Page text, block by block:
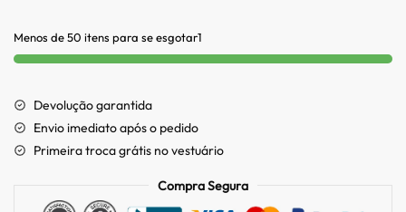
Menos de 50 itens para se esgotar1
Devolução garantida
Envio imediato após o pedido
Primeira troca grátis no vestuário
Compra Segura